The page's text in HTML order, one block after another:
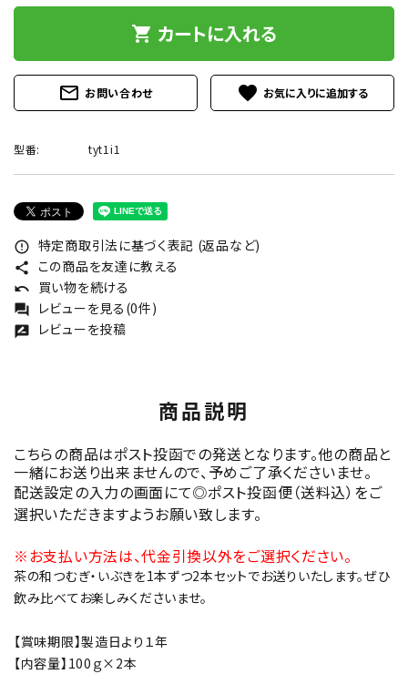
shopping_cart カートに入れる
mail_outline お問い合わせ favorite
型番: tyt1i1
error_outline 特定商取引法に基づく表記 (返品など)
share この商品を友達に教える
undo 買い物を続ける
forum レビューを見る(0件)
rate_review レビューを投稿
商品説明
こちらの商品はポスト投函での発送となります。他の商品と
一緒にお送り出来ませんので、予めご了承くださいませ。
配送設定の入力の画面にて◎ポスト投函便（送料込）をご
選択いただきますようお願い致します。
※お支払い方法は、代金引換以外をご選択ください。
茶の和つむぎ・いぶきを1本ずつ2本セットでお送りいたします。ぜひ
飲み比べてお楽しみくださいませ。
【賞味期限】製造日より１年
【内容量】100ｇ×2本